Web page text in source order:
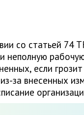
со статьей 74
неполную
если
за внесенных